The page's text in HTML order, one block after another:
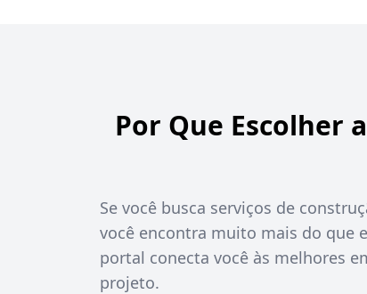
Por Que Escolher
Se você busca serviços de
você encontra muito mais do que
portal conecta você às melhores
projeto.